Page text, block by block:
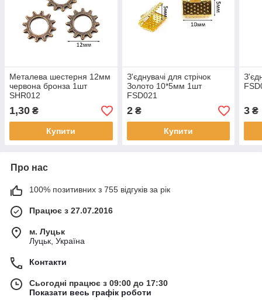
Металева шестерня 12мм
червона бронза 1шт
SHR012
1,30 ₴
Купити
З'єднувачі для стрічок
Золото 10*5мм 1шт
FSD021
2₴
Купити
3 ₴
Про нас
100% позитивних з 755 відгуків за рік
Працює з 27.07.2016
м. Луцьк
Луцьк, Україна
Контакти
Сьогодні працює з 09:00 до 17:30
Показати весь графік роботи